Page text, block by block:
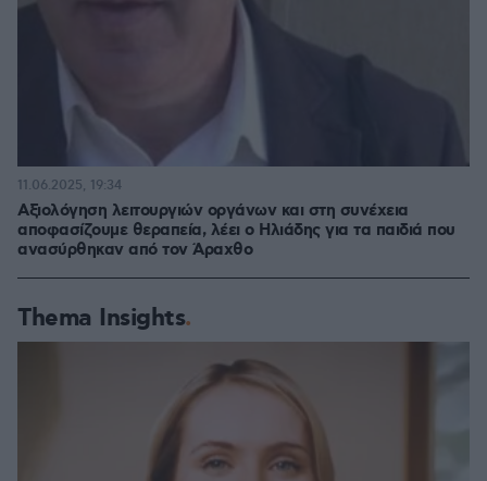
Αξιολόγηση λειτουργιών οργάνων και στη συνέχεια
αποφασίζουμε θεραπεία, λέει ο Ηλιάδης για τα παιδιά που
ανασύρθηκαν από τον Άραχθο
11.06.2025, 19:34
Thema Insights